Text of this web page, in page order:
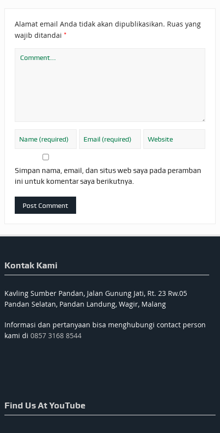
Alamat email Anda tidak akan dipublikasikan. Ruas yang
wajib ditandai *
Simpan nama, email, dan situs web saya pada peramban
ini untuk komentar saya berikutnya.
Kontak Kami
Kavling Sumber Pandan, Jalan Gunung Jati, Rt. 23 Rw.05
Pandan Selatan, Pandan Landung, Wagir, Malang
Informasi dan pertanyaan bisa menghubungi contact person
kami di 0857 3168 8544
Find Us At YouTube